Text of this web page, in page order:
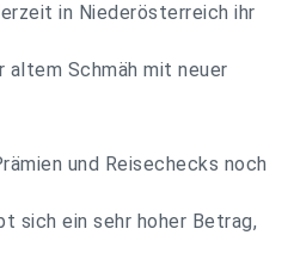
in Niederösterreich ihr
altem Schmäh mit neuer
und Reisechecks noch
sich ein sehr hoher Betrag,